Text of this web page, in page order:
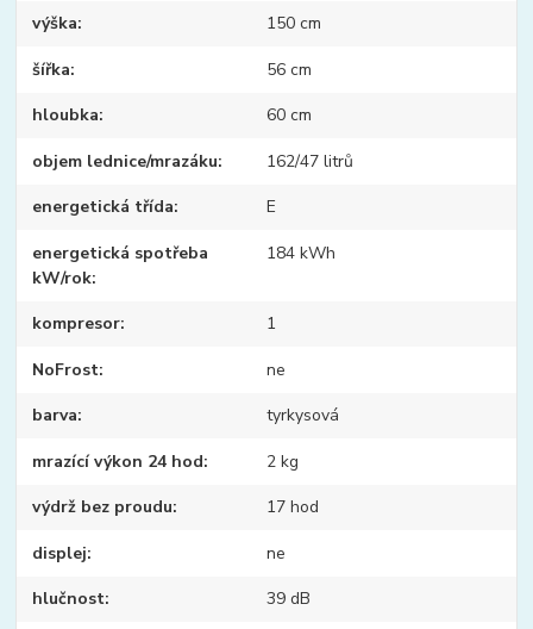
výška 150 cm
šířka 56 cm
hloubka 60 cm
objem lednice/mrazáku 162/47 litrů
energetická třída E
energetická spotřeba
kW/rok
184 kWh
kompresor 1
NoFrost ne
barva tyrkysová
mrazící výkon 24 hod 2 kg
výdrž bez proudu 17 hod
displej ne
hlučnost 39 dB